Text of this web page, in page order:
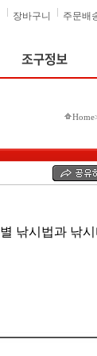
주문배
장바구니